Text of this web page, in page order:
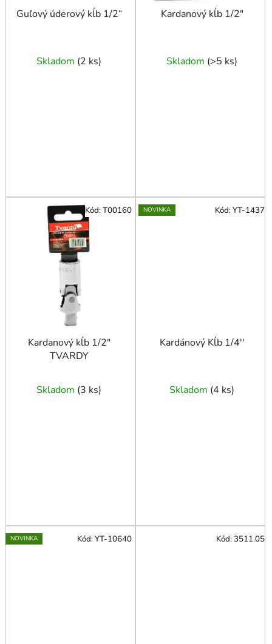
Guľový úderový kĺb 1/2“
Skladom (2 ks)
Kardanový kĺb 1/2"
Skladom (>5 ks)
Kardanový kĺb 1/2"
TVARDY
Skladom (3 ks)
Kód:T00160 NOVINKA
Kardánový Kĺb 1/4''
Skladom (4 ks)
Kód:YT-1437
NOVINKA Kód:YT-10640 Kód:3511.05